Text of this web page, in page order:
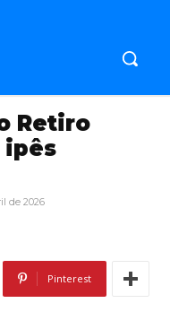
Retiro
ipês
de 2026
Pinterest